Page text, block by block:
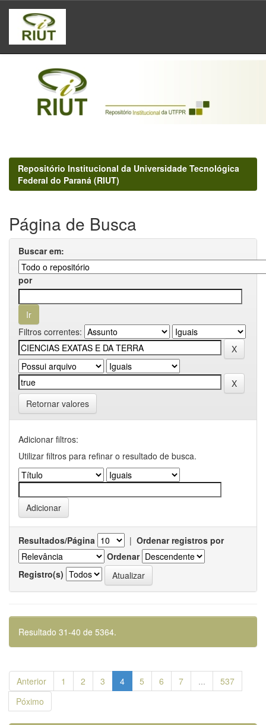
Skip
navigation
Repositório Institucional da Universidade Tecnológica
Federal do Paraná (RIUT)
Página de Busca
Buscar em:
por
Filtros correntes:
Retornar valores
Adicionar filtros:
Utilizar filtros para refinar o resultado de busca.
Resultados/Página | Ordenar registros por
Ordenar
Registro(s)
Resultado 31-40 de 5364.
Anterior 1 2 3 4 5 6 7 ...
537
Póximo